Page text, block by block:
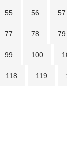
55 56 57
77 78 79
99 100
118 119